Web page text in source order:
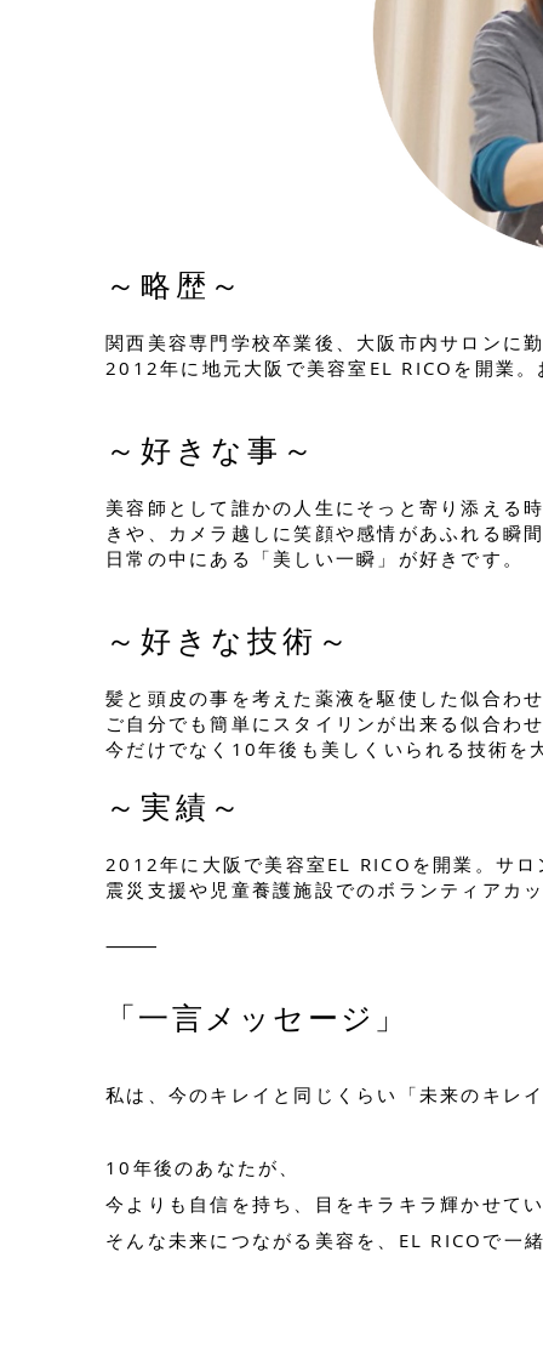
～略歴～
関西美容専門学校卒業後、大阪市内サロンに
2012年に地元大阪で美容室EL RICOを開業
～好きな事～
美容師として誰かの人生にそっと寄り添える
きや、カメラ越しに笑顔や感情があふれる瞬
日常の中にある「美しい一瞬」が好きです。
～好きな技術～
髪と頭皮の事を考えた薬液を駆使した似合わ
ご自分でも簡単にスタイリンが出来る似合わ
今だけでなく10年後も美しくいられる技術を
～実績～
2012年に大阪で美容室EL RICOを開業。サ
震災支援や児童養護施設でのボランティアカ
⸻
「一言メッセージ」
私は、今のキレイと同じくらい「未来のキレ
10年後のあなたが、
今よりも自信を持ち、目をキラキラ輝かせて
そんな未来につながる美容を、EL RICOで一